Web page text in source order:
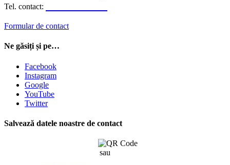
Tel. contact:
Formular de contact
Ne găsiți și pe…
Facebook
Instagram
Google
YouTube
Twitter
Salvează datele noastre de contact
sau